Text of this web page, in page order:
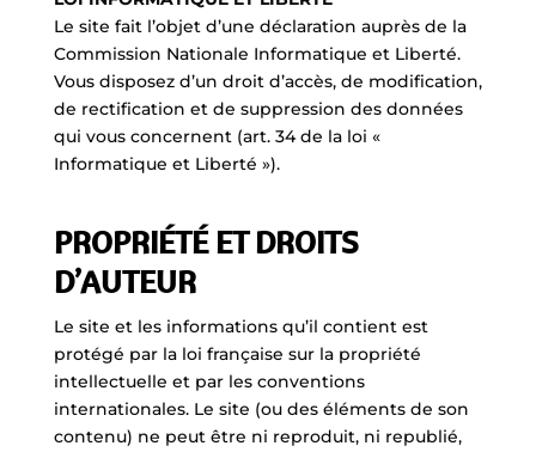
Le site fait l’objet d’une déclaration auprès de la
Commission Nationale Informatique et Liberté.
Vous disposez d’un droit d’accès, de modification,
de rectification et de suppression des données
qui vous concernent (art. 34 de la loi «
Informatique et Liberté »).
PROPRIÉTÉ ET DROITS
D’AUTEUR
Le site et les informations qu’il contient est
protégé par la loi française sur la propriété
intellectuelle et par les conventions
internationales. Le site (ou des éléments de son
contenu) ne peut être ni reproduit, ni republié,